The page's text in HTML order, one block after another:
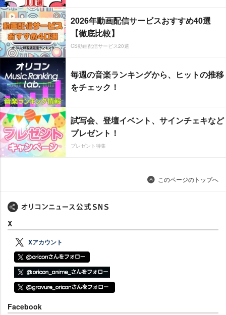
2026年動画配信サービスおすすめ40選
【徹底比較】
CS動画配信サービス20選
毎週の音楽ランキングから、ヒットの推移
をチェック！
試写会、登壇イベント、サインチェキなど
プレゼント！
プレゼント特集
このページのトップへ
X
Xアカウント
Facebook